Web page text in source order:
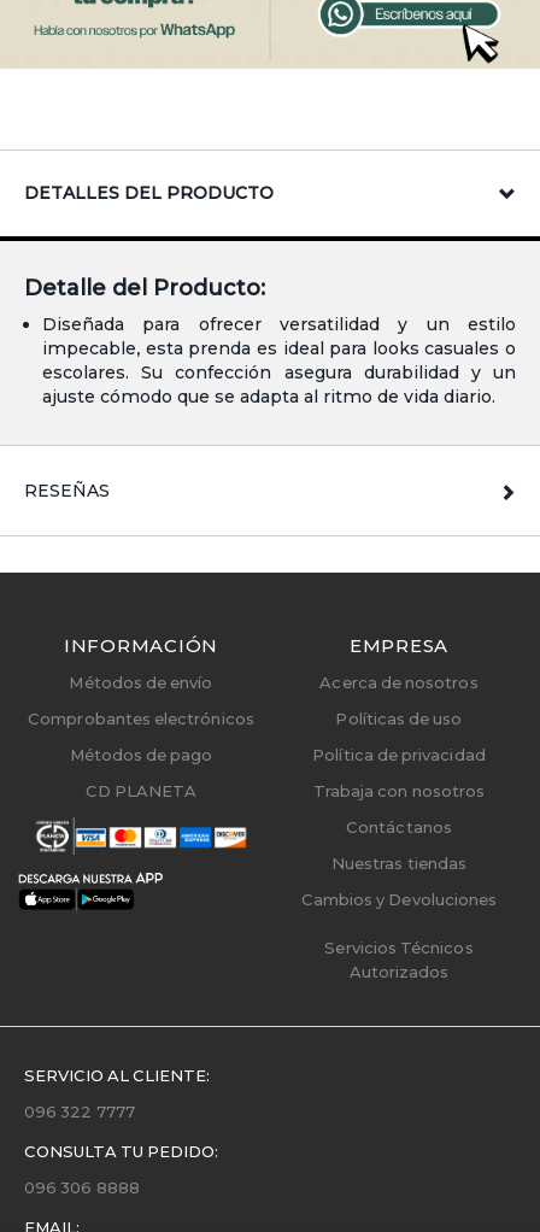
DETALLES DEL PRODUCTO
Detalle del Producto:
Diseñada para ofrecer versatilidad y un estilo
impecable, esta prenda es ideal para looks casuales o
escolares. Su confección asegura durabilidad y un
ajuste cómodo que se adapta al ritmo de vida diario.
RESEÑAS
INFORMACIÓN
Métodos de envío
Comprobantes electrónicos
Métodos de pago
CD PLANETA
EMPRESA
Acerca de nosotros
Políticas de uso
Política de privacidad
Trabaja con nosotros
Contáctanos
Nuestras tiendas
Cambios y Devoluciones
Servicios Técnicos
Autorizados
SERVICIO AL CLIENTE:
096 322 7777
CONSULTA TU PEDIDO:
096 306 8888
EMAIL: